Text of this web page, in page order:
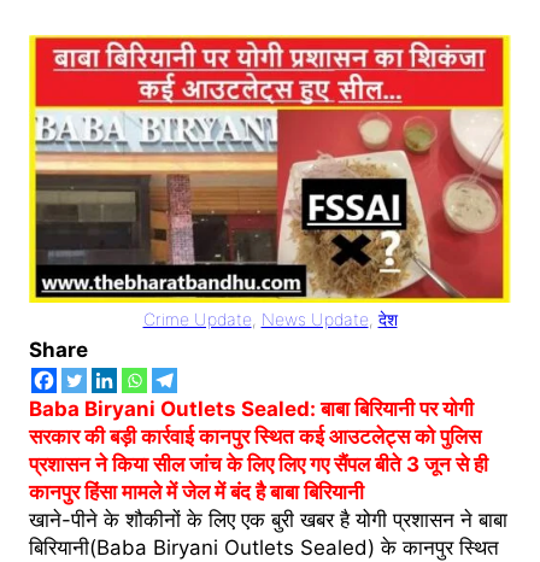
Crime Update, News Update, देश
Share
Baba Biryani Outlets Sealed: बाबा बिरियानी पर योगी
सरकार की बड़ी कार्रवाई कानपुर स्थित कई आउटलेट्स को पुलिस
प्रशासन ने किया सील जांच के लिए लिए गए सैंपल बीते 3 जून से ही
कानपुर हिंसा मामले में जेल में बंद है बाबा बिरियानी
खाने-पीने के शौकीनों के लिए एक बुरी खबर है योगी प्रशासन ने बाबा
बिरियानी(Baba Biryani Outlets Sealed) के कानपुर स्थित